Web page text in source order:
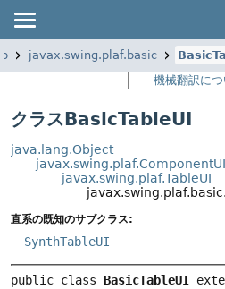
javax.swing.plaf.basic
機械翻訳につ
クラスBasicTableUI
java.lang.Object
javax.swing.plaf.ComponentUI
javax.swing.plaf.TableUI
直系の既知のサブクラス:
SynthTableUI
public class BasicTableUI